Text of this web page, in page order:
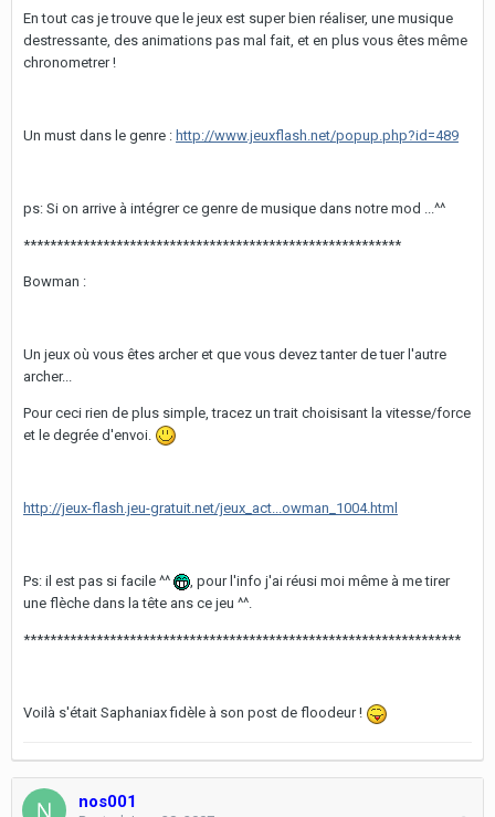
En tout cas je trouve que le jeux est super bien réaliser, une musique
destressante, des animations pas mal fait, et en plus vous êtes même
chronometrer !
Un must dans le genre : http://www.jeuxflash.net/popup.php?id=489
ps: Si on arrive à intégrer ce genre de musique dans notre mod ...^^
*********************************************************
Bowman :
Un jeux où vous êtes archer et que vous devez tanter de tuer l'autre
archer...
Pour ceci rien de plus simple, tracez un trait choisisant la vitesse/force
et le degrée d'envoi.
http://jeux-flash.jeu-gratuit.net/jeux_act...owman_1004.html
Ps: il est pas si facile ^^
, pour l'info j'ai réusi moi même à me tirer
une flèche dans la tête ans ce jeu ^^.
******************************************************************
Voilà s'était Saphaniax fidèle à son post de floodeur !
nos001